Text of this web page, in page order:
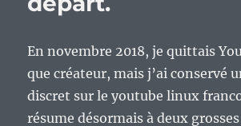
En novembre 2018, je quittais
que créateur, mais j’ai conservé
discret sur le youtube linux
résume désormais à deux